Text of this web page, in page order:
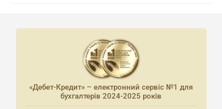
«Дебет-Кредит» – електронний сервіс №1 для
бухгалтерів 2024-2025 років